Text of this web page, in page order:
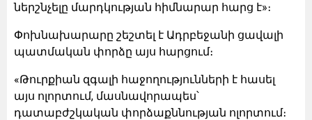
ներշնչելը մարդկության հիմնարար հարց է»։
Փոխնախարարը շեշտել է Ադրբեջանի ցավալի
պատմական փորձը այս հարցում։
«Թուրքիան զգալի հաջողությունների է հասել
այս ոլորտում, մասնավորապես՝
դատաբժշկական փորձաքննության ոլորտում։